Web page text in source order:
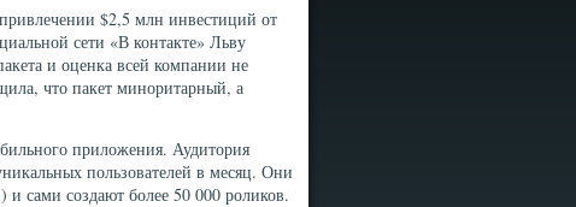
$2,5 млн инвестиций от
сети «В контакте» Льву
и оценка всей компании не
что пакет миноритарный, а
приложения. Аудитория
пользователей в месяц. Они
и сами создают более 50 000 роликов.